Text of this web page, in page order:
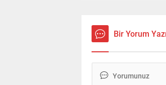
Bir Yorum